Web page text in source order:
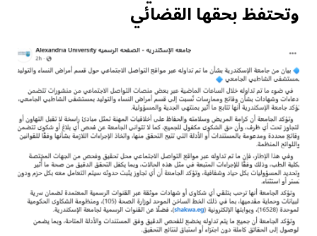
وتحتفظ بحقها القضائي